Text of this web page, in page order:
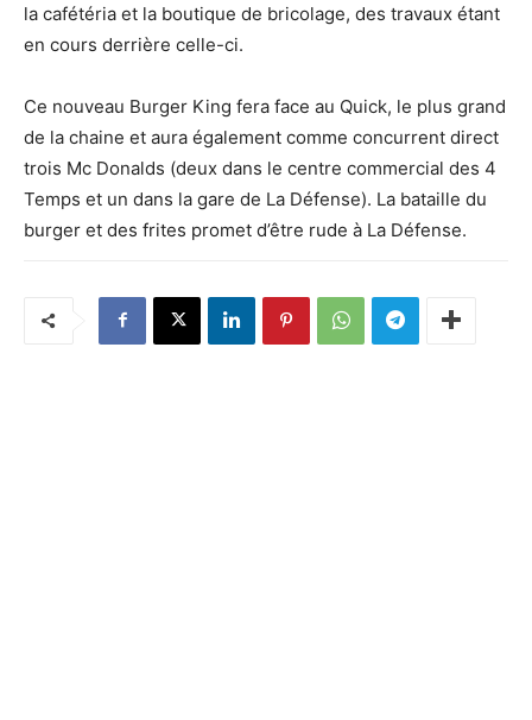
la cafétéria et la boutique de bricolage, des travaux étant
en cours derrière celle-ci.
Ce nouveau Burger King fera face au Quick, le plus grand
de la chaine et aura également comme concurrent direct
trois Mc Donalds (deux dans le centre commercial des 4
Temps et un dans la gare de La Défense). La bataille du
burger et des frites promet d’être rude à La Défense.